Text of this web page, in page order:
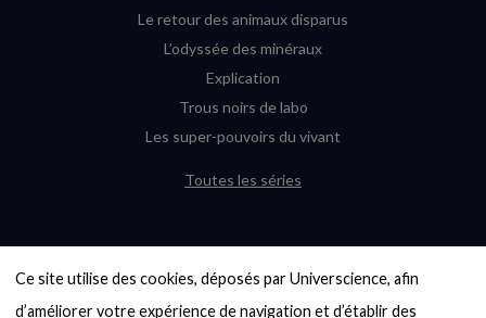
Ce site utilise des cookies, déposés par Universcience, afin
d’améliorer votre expérience de navigation et d’établir des
Le retour des animaux disparus
L’odyssée des minéraux
Explication
Trous noirs de labo
Les super-pouvoirs du vivant
Toutes les séries
6000 exoplanètes, et pas de « Terre »
en vue ?